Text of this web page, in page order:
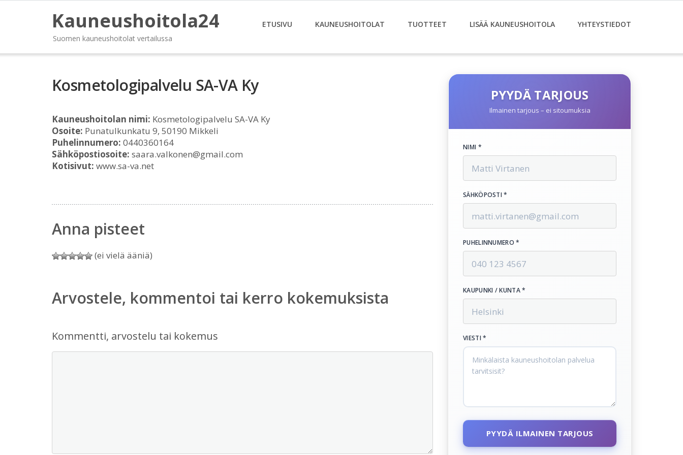
Kauneushoitola24
Suomen kauneushoitolat vertailussa
ETUSIVU KAUNEUSHOITOLAT TUOTTEET LISÄÄ KAUNEUSHOITOLA YHTEYSTIEDOT
Kosmetologipalvelu SA-VA Ky
Kauneushoitolan nimi: Kosmetologipalvelu SA-VA Ky
Osoite: Punatulkunkatu 9, 50190 Mikkeli
Puhelinnumero: 0440360164
Sähköpostiosoite: saara.valkonen@gmail.com
Kotisivut: www.sa-va.net
Anna pisteet
(ei vielä ääniä)
Arvostele, kommentoi tai kerro kokemuksista
Kommentti, arvostelu tai kokemus
PYYDÄ TARJOUS
Ilmainen tarjous – ei sitoumuksia
NIMI *
SÄHKÖPOSTI *
PUHELINNUMERO *
KAUPUNKI / KUNTA *
VIESTI *
PYYDÄ ILMAINEN TARJOUS